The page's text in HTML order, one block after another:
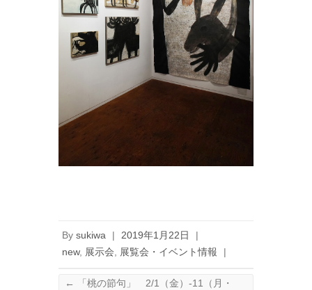
By sukiwa 2019年1月22日
new, 展示会, 展覧会・イベント情報
←
「桃の節句」 2/1（金）-11（月・